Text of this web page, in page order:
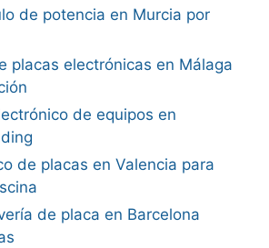
de potencia en Murcia por
placas electrónicas en Málaga
de equipos en
de placas en Valencia para
de placa en Barcelona